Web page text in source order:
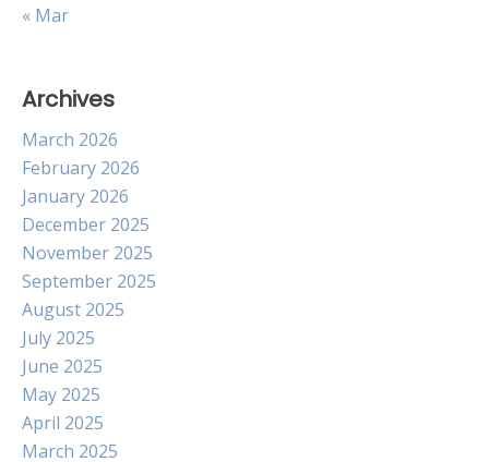
« Mar
Archives
March 2026
February 2026
January 2026
December 2025
November 2025
September 2025
August 2025
July 2025
June 2025
May 2025
April 2025
March 2025